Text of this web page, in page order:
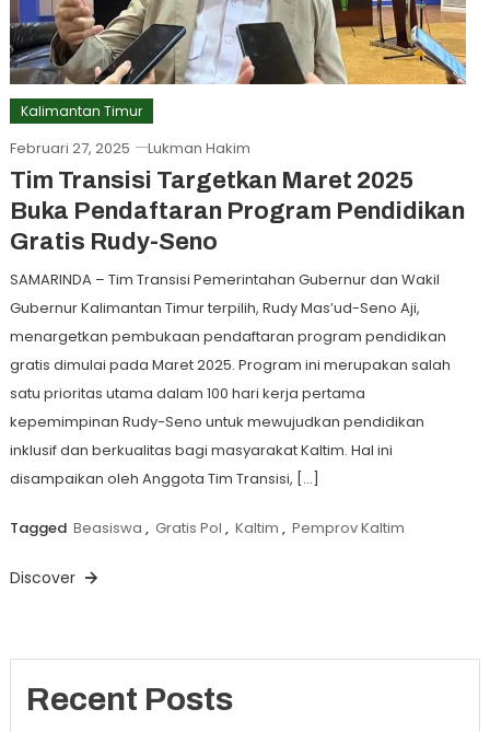
Kalimantan Timur
Februari 27, 2025 Lukman Hakim
Tim Transisi Targetkan Maret 2025
Buka Pendaftaran Program Pendidikan
Gratis Rudy-Seno
SAMARINDA – Tim Transisi Pemerintahan Gubernur dan Wakil
Gubernur Kalimantan Timur terpilih, Rudy Mas’ud-Seno Aji,
menargetkan pembukaan pendaftaran program pendidikan
gratis dimulai pada Maret 2025. Program ini merupakan salah
satu prioritas utama dalam 100 hari kerja pertama
kepemimpinan Rudy-Seno untuk mewujudkan pendidikan
inklusif dan berkualitas bagi masyarakat Kaltim. Hal ini
disampaikan oleh Anggota Tim Transisi, […]
Tagged Beasiswa , Gratis Pol , Kaltim , Pemprov Kaltim
Discover
Recent Posts